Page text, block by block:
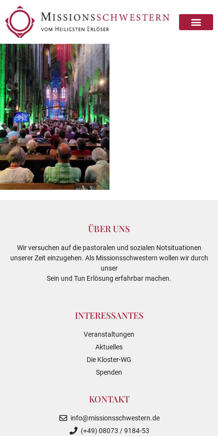
ÜBER UNS
Wir versuchen auf die pastoralen und sozialen Notsituationen
unserer Zeit einzugehen. Als Missionsschwestern wollen wir durch
unser
Sein und Tun Erlösung erfahrbar machen.
INTERESSANTES
Veranstaltungen
Aktuelles
Die Kloster-WG
Spenden
KONTAKT
info@missionsschwestern.de
(+49) 08073 / 9184-53